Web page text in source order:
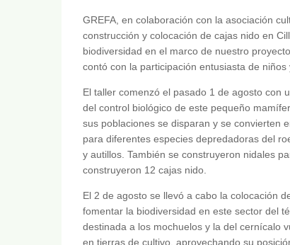
GREFA, en colaboración con la asociación
construcción y colocación de cajas nido en
biodiversidad en el marco de nuestro
contó con la participación entusiasta de
El taller comenzó el pasado 1 de agosto con
del control biológico de este pequeño
sus poblaciones se disparan y se convierten
para diferentes especies depredadoras del
y autillos. También se construyeron nidales
construyeron 12 cajas nido.
El 2 de agosto se llevó a cabo la colocación
fomentar la biodiversidad en este sector del
destinada a los mochuelos y la del cernícalo
en tierras de cultivo, aprovechando su